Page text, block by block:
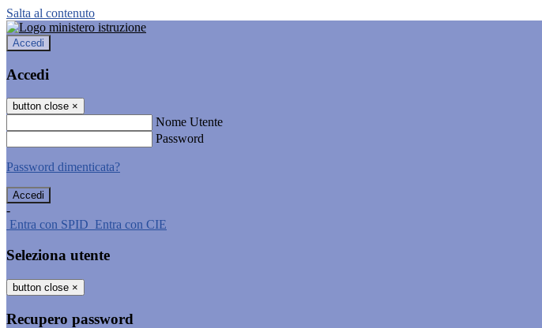
Salta al contenuto
Accedi
Accedi
button close ×
Nome Utente
Password
Password dimenticata?
-
Entra con SPID Entra con CIE
Seleziona utente
button close ×
Recupero password